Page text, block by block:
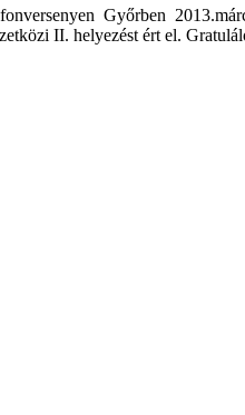
Győrben
II. helyezést ért el.